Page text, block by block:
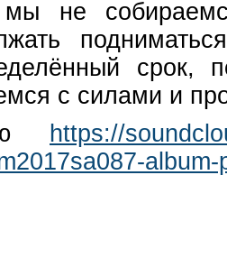
не
срок,
с силами и
https://
album-